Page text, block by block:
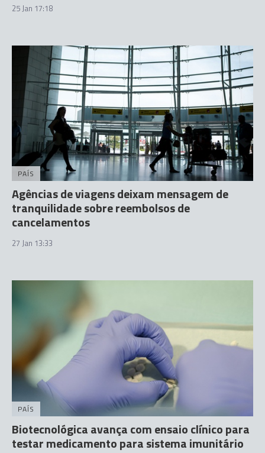
25 Jan 17:18
PAÍS
Agências de viagens deixam mensagem de
tranquilidade sobre reembolsos de
cancelamentos
27 Jan 13:33
PAÍS
Biotecnológica avança com ensaio clínico para
testar medicamento para sistema imunitário